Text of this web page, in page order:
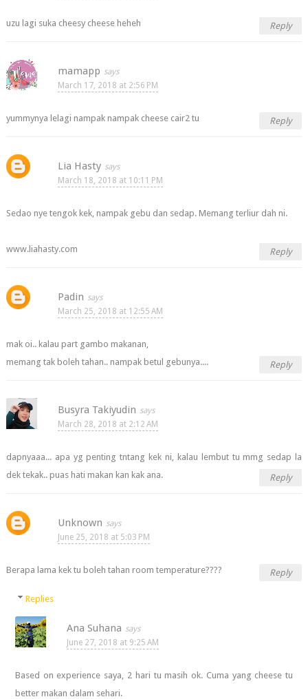
uzu lagi suka cheesy cheese heheh Reply
mamapp
March 17, 2018 at 2:56 PM
yummynya lelagi nampak nampak cheese cair2 tu Reply
Lia Hasty
March 18, 2018 at 10:11 PM
Sedao nye tengok kek, nampak gebu dan sedap. Memang terliur dah ni.
www.liahasty.com Reply
Padin
March 25, 2018 at 12:55 AM
mak oi.. kalau part gambo makanan,
memang tak boleh tahan.. nampak betul gebunya....
Reply
Busyra Takiyudin
March 28, 2018 at 2:12 AM
dapnyaaa... apa yg penting tntang kek ni, kalau lembut tu mmg sedap la
dek tekak.. puas hati makan kan kak ana.
Reply
Unknown
June 25, 2018 at 5:03 PM
Berapa lama kek tu boleh tahan room temperature???? Reply
Replies
Ana Suhana
June 27, 2018 at 9:25 AM
Based on experience saya, 2 hari tu masih ok. Cuma yang cheese tu
better makan dalam sehari.